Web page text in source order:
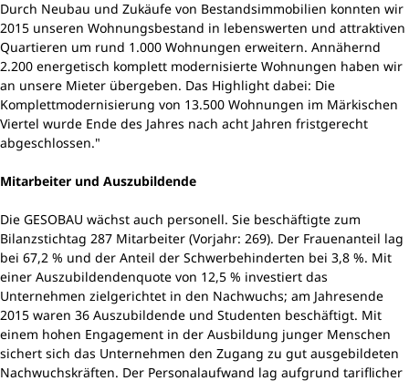
Durch Neubau und Zukäufe von Bestandsimmobilien konnten wir
2015 unseren Wohnungsbestand in lebenswerten und attraktiven
Quartieren um rund 1.000 Wohnungen erweitern. Annähernd
2.200 energetisch komplett modernisierte Wohnungen haben wir
an unsere Mieter übergeben. Das Highlight dabei: Die
Komplettmodernisierung von 13.500 Wohnungen im Märkischen
Viertel wurde Ende des Jahres nach acht Jahren fristgerecht
abgeschlossen."
Mitarbeiter und Auszubildende
Die GESOBAU wächst auch personell. Sie beschäftigte zum
Bilanzstichtag 287 Mitarbeiter (Vorjahr: 269). Der Frauenanteil lag
bei 67,2 % und der Anteil der Schwerbehinderten bei 3,8 %. Mit
einer Auszubildendenquote von 12,5 % investiert das
Unternehmen zielgerichtet in den Nachwuchs; am Jahresende
2015 waren 36 Auszubildende und Studenten beschäftigt. Mit
einem hohen Engagement in der Ausbildung junger Menschen
sichert sich das Unternehmen den Zugang zu gut ausgebildeten
Nachwuchskräften. Der Personalaufwand lag aufgrund tariflicher